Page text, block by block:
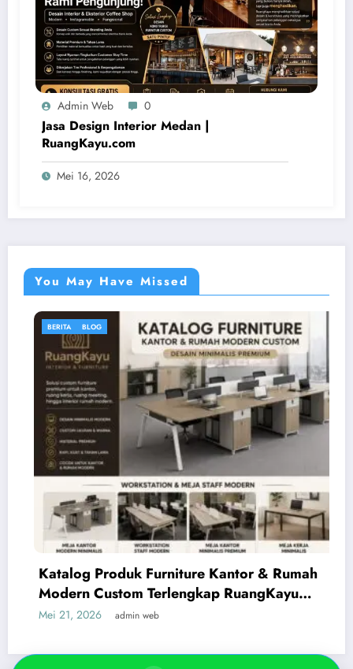
Admin Web 0
Jasa Design Interior Medan |
RuangKayu.com
Mei 16, 2026
You May Have Missed
BERITA BLOG
Katalog Produk Furniture Kantor & Rumah
Modern Custom Terlengkap RuangKayu
2026
Mei 21, 2026 admin web
Hubungi Customer Service
Pilih CS yang tersedia untuk konsultasi cepat.
R
Ruang Kayu CS
6281318976600 • Online
→
Rudi →
Y